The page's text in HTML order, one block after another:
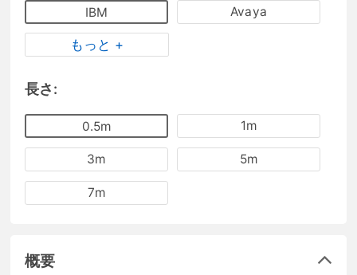
IBM Avaya
もっと +
長さ:
0.5m 1m
3m 5m
7m
概要